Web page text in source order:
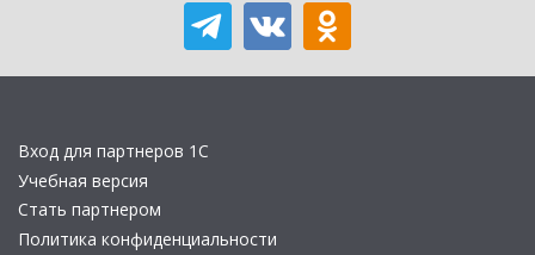
Вход для партнеров 1С
Учебная версия
Стать партнером
Политика конфиденциальности